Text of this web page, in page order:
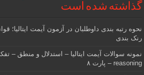
گذاشته شده است
رنک بندی
reasoning – پارت ۸